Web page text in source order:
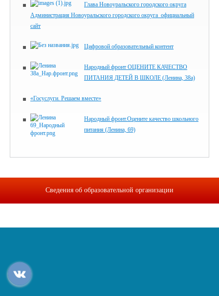
Глава Новоуральского городского округа
Администрация Новоуральского городского округа_официальный
сайт
Цифровой образовательный контент
Народный фронт ОЦЕНИТЕ КАЧЕСТВО
ПИТАНИЯ ДЕТЕЙ В ШКОЛЕ (Ленина, 38а)
«Госуслуги. Решаем вместе»
Народный фронт.Оцените качество школьного
питания (Ленина, 69)
Сведения об образовательной организации